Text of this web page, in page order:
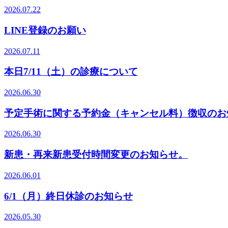
2026.07.22
LINE登録のお願い
2026.07.11
本日7/11（土）の診療について
2026.06.30
予定手術に関する予約金（キャンセル料）徴収の
2026.06.30
新患・再来新患受付時間変更のお知らせ。
2026.06.01
6/1（月）終日休診のお知らせ
2026.05.30